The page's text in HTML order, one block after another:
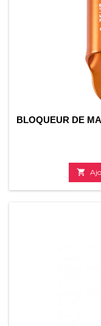
BLOQUEUR DE
